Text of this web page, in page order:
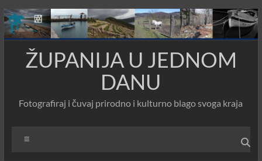
Skip
to
content
ŽUPANIJA U JEDNOM
DANU
Fotografiraj i čuvaj prirodno i kulturno blago svoga kraja